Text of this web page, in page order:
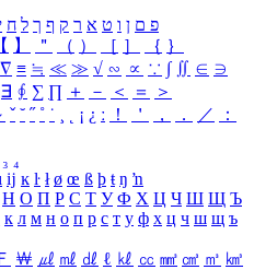
פ ם ן ו ט א ר ק ף ך ל ח
【 】 ＂ （ ） ［ ］ ｛ ｝
∇ ≡ ≒ ≪ ≫ √ ∽ ∝ ∵ ∫ ∬ ∈ ∋
∃ ∮ ∑ ∏ ＋ － ＜ ＝
＞
ˇ ˘ ˝ ˚ ˙ ¸ ¡ ¿ ː ！ ＇ ， ． ／
：
₃ ₄
ĳ ĸ ŀ ł ø œ ß þ ŧ ŋ ŉ
Н О П Р С Т У Ф Х Ц Ч Ш Щ Ъ
к л м н о п р с т у ф х ц ч ш щ ъ
Ｆ ￦ ㎕ ㎖ ㎗ ℓ ㎘ ㏄ ㎣ ㎤ ㎥ ㎦